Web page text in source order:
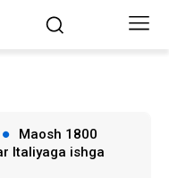
Maosh 1800
Italiyaga ishga